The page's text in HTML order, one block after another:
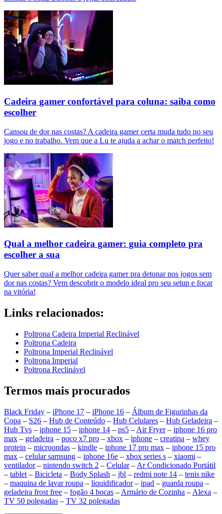
Cadeira gamer confortável para coluna: saiba como
escolher
Cansou de dor nas costas? A cadeira gamer certa muda tudo no seu
jogo e no trabalho. Vem que a Lu te ajuda a achar o match perfeito!
Qual a melhor cadeira gamer: guia completo pra
escolher a sua
Quer saber qual a melhor cadeira gamer pra detonar nos jogos sem
dor nas costas? Vem descobrir o modelo ideal pro seu setup e focar
na vitória!
Links relacionados:
Poltrona Cadeira Imperial Reclinável
Poltrona Cadeira
Poltrona Imperial Reclinável
Poltrona Imperial
Poltrona Reclinável
Termos mais procurados
Black Friday – iPhone 17 – iPhone 16 – Álbum de Figurinhas da
Copa – S26 – Hub de Conteúdo – Hub Celulares – Hub Geladeira –
Hub Tvs – iphone 15 – iphone 14 – ps5 – Air Fryer– iphone 16 pro
max – geladeira – poco x7 pro – xbox – iphone – creatina – whey
protein – microondas – kindle – iphone 17 pro max – iphone 15 pro
max – celular samsung – iphone 16e – xbox series s – xiaomi –
ventilador– nintendo switch 2 – Celular– Ar Condicionado Portátil
– tablet – Bicicleta – Body Splash – jbl – redmi note 14 – tenis nike
– maquina de lavar roupa – liquidificador– ipad – guarda roupa –
geladeira frost free – fogão 4 bocas – Armário de Cozinha – Alexa –
TV 50 polegadas – TV 32 polegadas